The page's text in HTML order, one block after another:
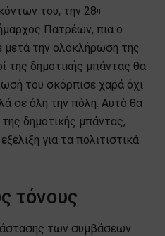
του, την 28η
Πατρέων, πια ο
την ολοκλήρωση της
της δημοτικής μπάντας θα
του σκόρπισε χαρά όχι
σε όλη την πόλη. Αυτό θα
δημοτικής μπάντας,
για τα πολιτιστικά
τόνους
των συμβάσεων